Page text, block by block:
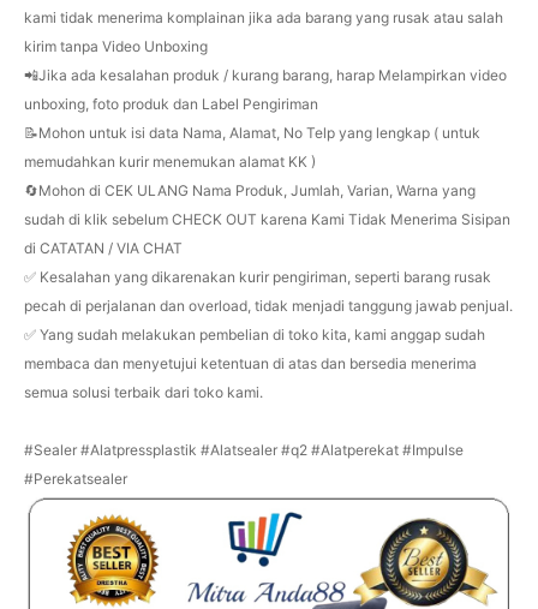
kami tidak menerima komplainan jika ada barang yang rusak atau salah
kirim tanpa Video Unboxing
📲Jika ada kesalahan produk / kurang barang, harap Melampirkan video
unboxing, foto produk dan Label Pengiriman
📝Mohon untuk isi data Nama, Alamat, No Telp yang lengkap ( untuk
memudahkan kurir menemukan alamat KK )
🔄Mohon di CEK ULANG Nama Produk, Jumlah, Varian, Warna yang
sudah di klik sebelum CHECK OUT karena Kami Tidak Menerima Sisipan
di CATATAN / VIA CHAT
✅ Kesalahan yang dikarenakan kurir pengiriman, seperti barang rusak
pecah di perjalanan dan overload, tidak menjadi tanggung jawab penjual.
✅ Yang sudah melakukan pembelian di toko kita, kami anggap sudah
membaca dan menyetujui ketentuan di atas dan bersedia menerima
semua solusi terbaik dari toko kami.
#Sealer #Alatpressplastik #Alatsealer #q2 #Alatperekat #Impulse
#Perekatsealer